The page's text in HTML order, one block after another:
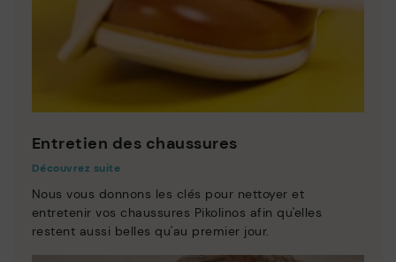
Entretien des chaussures
Découvrez suite
Nous vous donnons les clés pour nettoyer et
entretenir vos chaussures Pikolinos afin qu'elles
restent aussi belles qu'au premier jour.